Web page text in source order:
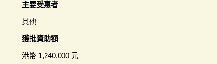
主要受惠者
其他
獲批資助額
港幣 1,240,000 元